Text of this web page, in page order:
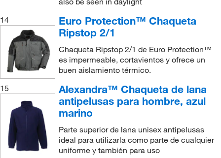
14
Euro Protection™ Chaqueta
Ripstop 2/1
Chaqueta Ripstop 2/1 de Euro Protection™
es impermeable, cortavientos y ofrece un
buen aislamiento térmico.
15
Alexandra™ Chaqueta de lana
antipelusas para hombre, azul
marino
Parte superior de lana unisex antipelusas
ideal para utilizarla como parte de cualquier
uniforme y también para uso